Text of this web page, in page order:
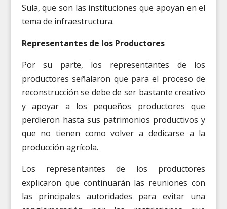
Sula, que son las instituciones que apoyan en el
tema de infraestructura.
Representantes de los Productores
Por su parte, los representantes de los
productores señalaron que para el proceso de
reconstrucción se debe de ser bastante creativo
y apoyar a los pequeños productores que
perdieron hasta sus patrimonios productivos y
que no tienen como volver a dedicarse a la
producción agrícola.
Los representantes de los productores
explicaron que continuarán las reuniones con
las principales autoridades para evitar una